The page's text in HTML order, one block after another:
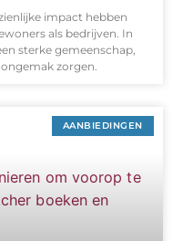
impact hebben
als bedrijven. In
sterke gemeenschap,
zorgen.
AANBIEDINGEN